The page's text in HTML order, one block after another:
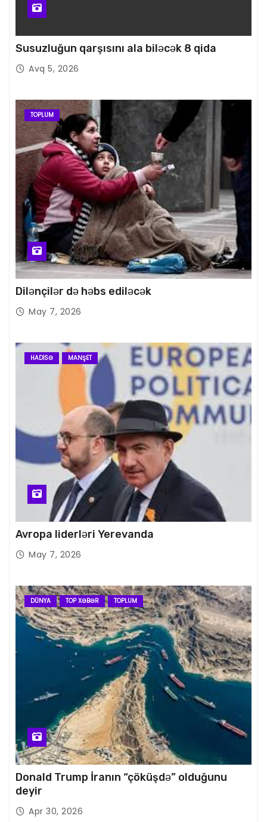
Susuzluğun qarşısını ala biləcək 8 qida
Avq 5, 2026
TOPLUM
Dilənçilər də həbs ediləcək
May 7, 2026
HADISƏ MANŞET
Avropa liderləri Yerevanda
May 7, 2026
DÜNYA TOP XƏBƏR TOPLUM
Donald Trump İranın “çöküşdə” olduğunu
deyir
Apr 30, 2026